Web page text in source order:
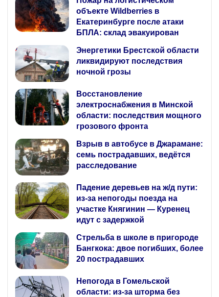
объекте Wildberries в
Екатеринбурге после атаки
БПЛА: склад эвакуирован
Энергетики Брестской области
ликвидируют последствия
ночной грозы
Восстановление
электроснабжения в Минской
области: последствия мощного
грозового фронта
Взрыв в автобусе в Джарамане:
семь пострадавших, ведётся
расследование
Падение деревьев на ж/д пути:
из‑за непогоды поезда на
участке Княгинин — Куренец
идут с задержкой
Стрельба в школе в пригороде
Бангкока: двое погибших, более
20 пострадавших
Непогода в Гомельской
области: из‑за шторма без